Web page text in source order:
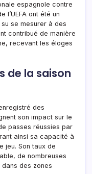
espagnole contre
l’UEFA ont été un
se mesurer à des
contribué de manière
recevant les éloges
de la saison
des
son impact sur le
passes réussies par
ainsi sa capacité à
jeu. Son taux de
de nombreuses
des zones